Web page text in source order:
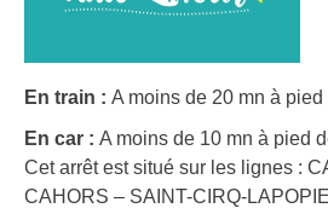
En train : A moins de 20 mn à
En car : A moins de 10 mn à pied
Cet arrêt est situé sur les lignes :
CAHORS – SAINT-CIRQ-